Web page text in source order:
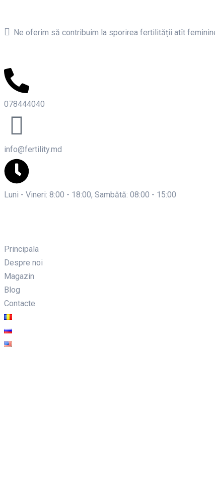
Ne oferim să contribuim la sporirea fertilității atît
078444040
info@fertility.md
Luni - Vineri: 8:00 - 18:00, Sambătă: 08:00 - 15:00
Principala
Despre noi
Magazin
Blog
Contacte